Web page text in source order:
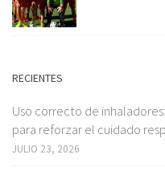
RECIENTES
Uso correcto de
para reforzar el cuidado
JULIO 23, 2026